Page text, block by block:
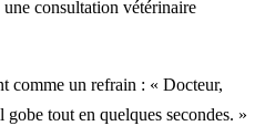
consultation vétérinaire
comme un refrain : « Docteur,
tout en quelques secondes. »